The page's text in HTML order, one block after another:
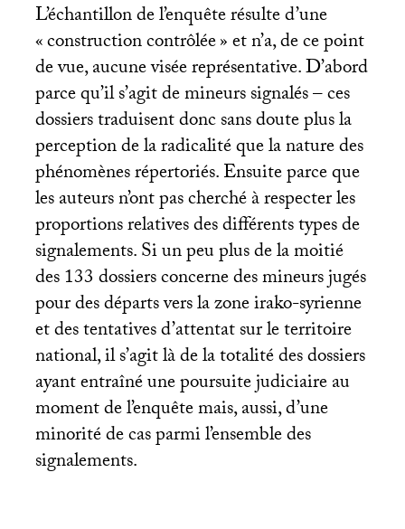
L’échantillon de l’enquête résulte d’une
«construction contrôlée» et n’a, de ce point
de vue, aucune visée représentative. D’abord
parce qu’il s’agit de mineurs signalés – ces
dossiers traduisent donc sans doute plus la
perception de la radicalité que la nature des
phénomènes répertoriés. Ensuite parce que
les auteurs n’ont pas cherché à respecter les
proportions relatives des différents types de
signalements. Si un peu plus de la moitié
des 133 dossiers concerne des mineurs jugés
pour des départs vers la zone irako-syrienne
et des tentatives d’attentat sur le territoire
national, il s’agit là de la totalité des dossiers
ayant entraîné une poursuite judiciaire au
moment de l’enquête mais, aussi, d’une
minorité de cas parmi l’ensemble des
signalements.